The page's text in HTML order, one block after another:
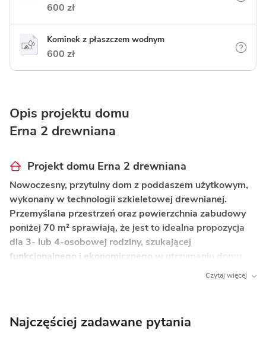
600 zł
Kominek z płaszczem wodnym
600 zł
Opis projektu domu
Erna 2 drewniana
Projekt domu Erna 2 drewniana
Nowoczesny, przytulny dom z poddaszem użytkowym,
wykonany w technologii szkieletowej drewnianej.
Przemyślana przestrzeń oraz powierzchnia zabudowy
poniżej 70 m² sprawiają, że jest to idealna propozycja
dla 3- lub 4-osobowej rodziny, szukającej
funkcjonalnego i ekonomicznego w utrzymaniu domu
Powierzchnia zabudowy do 70 m²
możliwość budowy w prostszej procedurze
Czytaj więcej
Najczęściej zadawane pytania